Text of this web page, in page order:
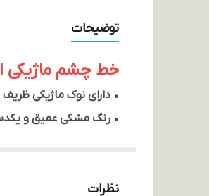
توضیحات
خط چشم
• دارای نوک ماژیکی ظریف
• رنگ مشکی عمیق و
• ماندگاری بالا در طول روز
نظرات